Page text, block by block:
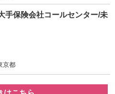
手保険会社コールセンター/未
京都